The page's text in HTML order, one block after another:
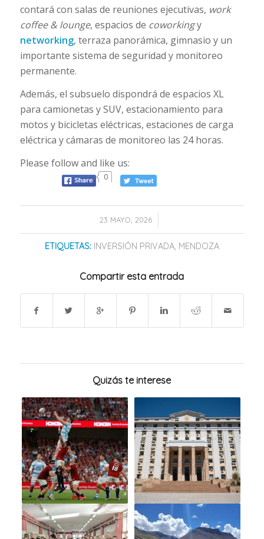
contará con salas de reuniones ejecutivas, work
coffee & lounge, espacios de coworkingy
networking, terraza panorámica, gimnasio y un
importante sistema de seguridad y monitoreo
permanente.
Además, el subsuelo dispondrá de espacios XL
para camionetas y SUV, estacionamiento para
motos y bicicletas eléctricas, estaciones de carga
eléctrica y cámaras de monitoreo las 24 horas.
Please follow and like us:
0
23 MAYO, 2026
/
ETIQUETAS: INVERSIÓN PRIVADA, MENDOZA
Compartir esta entrada
Quizás te interese